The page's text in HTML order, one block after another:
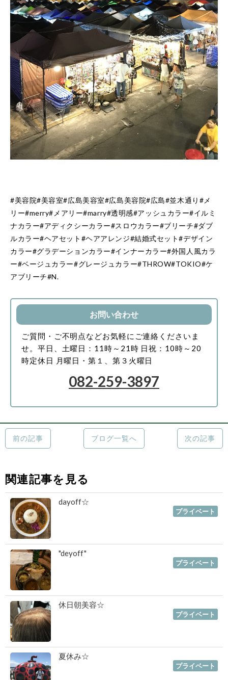
#美容院#美容室#広島美容室#広島美容院#広島#並木通り#メ
リー#merry#メアリー#marry#透明感#アッシュカラー#イルミ
ナカラー#アディクシーカラー#スロウカラー#ブリーチ#ダブ
ルカラー#ヘアセット#ヘアアレンジ#結婚式セット#デザイン
カラー#グラデーションカラー#インナーカラー#外国人風カラ
ー#ベージュカラー#グレージュカラー#THROW#TOKIO#ケ
アブリーチ#N.
お問い合わせ
ご質問・ご不明点などお気軽にご連絡くださいま
せ。 平日、土曜日：11時～21時 日祝：10時～20
時定休日 月曜日・第１、第３火曜日
082-259-3897
前の記事 ブログ一覧へ 次の記事
関連記事を見る
dayoff☆
プライベート
"deyoff"
プライベート
休日朝美容☆
プライベート
夏休み☆
プライベート